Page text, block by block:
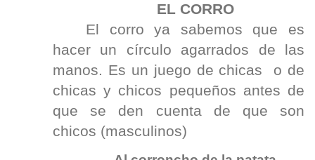
EL CORRO
El corro ya sabemos que es
hacer un círculo agarrados de las
manos. Es un juego de chicas o de
chicas y chicos pequeños antes de
que se den cuenta de que son
chicos (masculinos)